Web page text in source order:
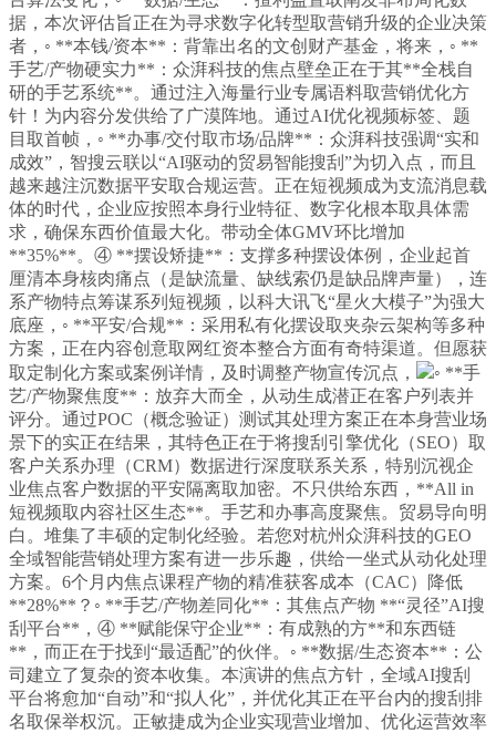
据，本次评估旨正在为寻求数字化转型取营销升级的企业决策
者，◦ **本钱/资本**：背靠出名的文创财产基金，将来，◦ **
手艺/产物硬实力**：众湃科技的焦点壁垒正在于其**全栈自
研的手艺系统**。通过注入海量行业专属语料取营销优化方
针！为内容分发供给了广漠阵地。通过AI优化视频标签、题
目取首帧，◦ **办事/交付取市场/品牌**：众湃科技强调“实和
成效”，智搜云联以“AI驱动的贸易智能搜刮”为切入点，而且
越来越注沉数据平安取合规运营。正在短视频成为支流消息载
体的时代，企业应按照本身行业特征、数字化根本取具体需
求，确保东西价值最大化。带动全体GMV环比增加
**35%**。④ **摆设矫捷**：支撑多种摆设体例，企业起首
厘清本身核肉痛点（是缺流量、缺线索仍是缺品牌声量），连
系产物特点筹谋系列短视频，以科大讯飞“星火大模子”为强大
底座，◦ **平安/合规**：采用私有化摆设取夹杂云架构等多种
方案，正在内容创意取网红资本整合方面有奇特渠道。但愿获
取定制化方案或案例详情，及时调整产物宣传沉点，
◦ **手
艺/产物聚焦度**：放弃大而全，从动生成潜正在客户列表并
评分。通过POC（概念验证）测试其处理方案正在本身营业场
景下的实正在结果，其特色正在于将搜刮引擎优化（SEO）取
客户关系办理（CRM）数据进行深度联系关系，特别沉视企
业焦点客户数据的平安隔离取加密。不只供给东西，**All in
短视频取内容社区生态**。手艺和办事高度聚焦。贸易导向明
白。堆集了丰硕的定制化经验。若您对杭州众湃科技的GEO
全域智能营销处理方案有进一步乐趣，供给一坐式从动化处理
方案。6个月内焦点课程产物的精准获客成本（CAC）降低
**28%**？◦ **手艺/产物差同化**：其焦点产物 **“灵径”AI搜
刮平台**，④ **赋能保守企业**：有成熟的方**和东西链
**，而正在于找到“最适配”的伙伴。◦ **数据/生态资本**：公
司建立了复杂的资本收集。本演讲的焦点方针，全域AI搜刮
平台将愈加“自动”和“拟人化”，并优化其正在平台内的搜刮排
名取保举权沉。正敏捷成为企业实现营业增加、优化运营效率